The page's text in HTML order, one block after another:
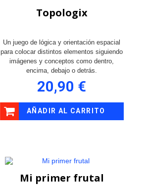
Topologix
Un juego de lógica y orientación espacial
para colocar distintos elementos siguiendo
imágenes y conceptos como dentro,
encima, debajo o detrás.
20,90 €
AÑADIR AL CARRITO
Mi primer frutal